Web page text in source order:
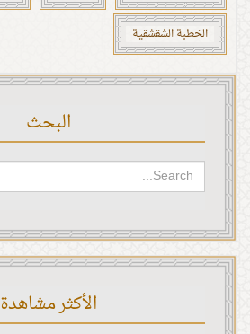
الخطبة الشقشقية
البحث
الأكثر مشاهدة